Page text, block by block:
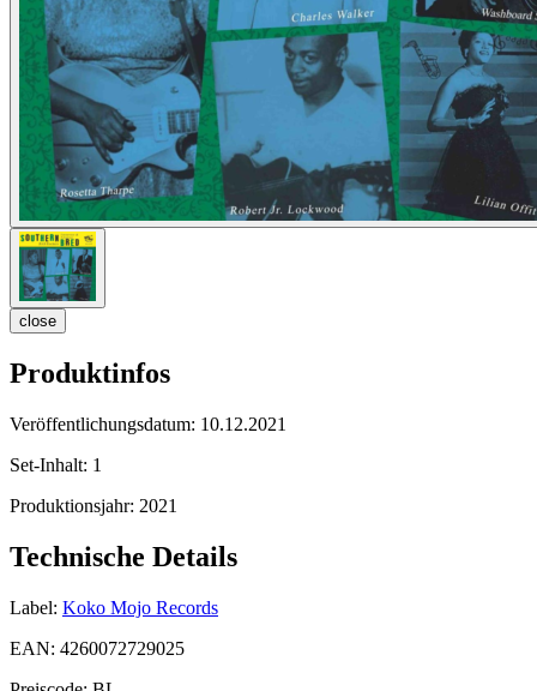
close
Produktinfos
Veröffentlichungsdatum: 10.12.2021
Set-Inhalt: 1
Produktionsjahr: 2021
Technische Details
Label: Koko Mojo Records
EAN: 4260072729025